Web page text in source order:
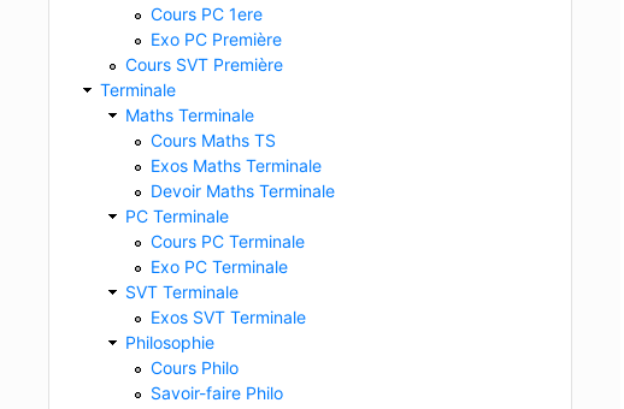
Cours PC 1ere
Exo PC Première
Cours SVT Première
Terminale
Maths Terminale
Cours Maths TS
Exos Maths Terminale
Devoir Maths Terminale
PC Terminale
Cours PC Terminale
Exo PC Terminale
SVT Terminale
Exos SVT Terminale
Philosophie
Cours Philo
Savoir-faire Philo